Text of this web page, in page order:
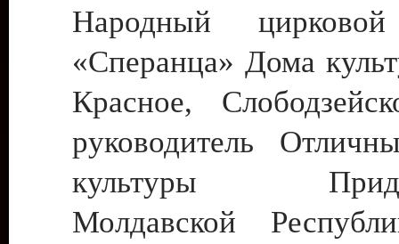
Народный цирковой
«Сперанца» Дома
Красное,
руководитель
культуры
Молдавской